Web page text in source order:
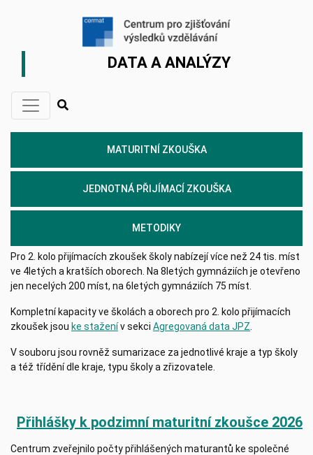
DATA A ANALÝZY
MATURITNÍ ZKOUŠKA
JEDNOTNÁ PŘIJÍMACÍ ZKOUŠKA
METODIKY
Pro 2. kolo přijímacích zkoušek školy nabízejí více než 24 tis. míst
ve 4letých a kratších oborech. Na 8letých gymnáziích je otevřeno
jen necelých 200 míst, na 6letých gymnáziích 75 míst.
Kompletní kapacity ve školách a oborech pro 2. kolo přijímacích
zkoušek jsou ke staženív sekci Agregovaná data JPZ
V souboru jsou rovněž sumarizace za jednotlivé kraje a typ školy
a též třídění dle kraje, typu školy a zřizovatele.
Přihlášky k podzimní maturitní zkoušce 2026
Centrum zveřejnilo počty přihlášených maturantů ke společné